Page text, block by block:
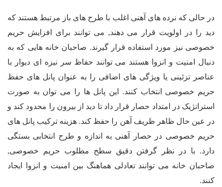
در حالی که نرده های آهنی اغلب با طرح های باز مرتبط هستند که
دید را در اولویت قرار می دهند, می توانند برای افزایش حریم
خصوصی نیز مورد استفاده قرار گیرند. صاحبان خانه هایی که به
دنبال امنیت و انزوا هستند می توانند حفاظ سر نیزه ای دیوار با
عناصر تزئینی یا ویژگی های اضافی را به عنوان پانل های حفظ
حریم خصوصی انتخاب کنند. این پانل ها را می توان به صورت
استراتژیک در امتداد حصار قرار داد تا دید از بیرون را محدود کند و
در عین حال ظاهر ظریف آهن را حفظ کند. هزینه ترکیب پانل های
حریم خصوصی در حصار آهنی به اندازه و طرح انتخابی بستگی
دارد. با در نظر گرفتن دقیق سطح مطلوب حریم خصوصی,
صاحبان خانه می توانند تعادلی هماهنگ بین امنیت و انزوا ایجاد
کنند.